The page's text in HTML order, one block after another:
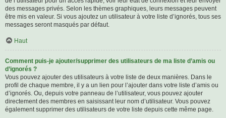
des messages privés. Selon les thèmes graphiques, leurs messages peuvent
être mis en valeur. Si vous ajoutez un utilisateur à votre liste d’ignorés, tous ses
messages seront masqués par défaut.
Haut
Comment puis-je ajouter/supprimer des utilisateurs de ma liste d’amis ou
d’ignorés ?
Vous pouvez ajouter des utilisateurs à votre liste de deux manières. Dans le
profil de chaque membre, il y a un lien pour l’ajouter dans votre liste d’amis ou
d’ignorés. Ou, depuis votre panneau de l’utilisateur, vous pouvez ajouter
directement des membres en saisissant leur nom d’utilisateur. Vous pouvez
également supprimer des utilisateurs de votre liste depuis cette même page.